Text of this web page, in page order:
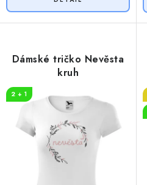
Dámské tričko Nevěsta
kruh
2 + 1